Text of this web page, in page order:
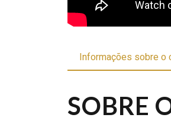
Informações sobre o
SOBRE